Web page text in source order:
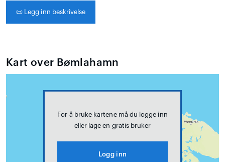
📜 Legg inn beskrivelse
Kart over Bømlahamn
For å bruke kartene må du logge inn
eller lage en gratis bruker
Logg inn